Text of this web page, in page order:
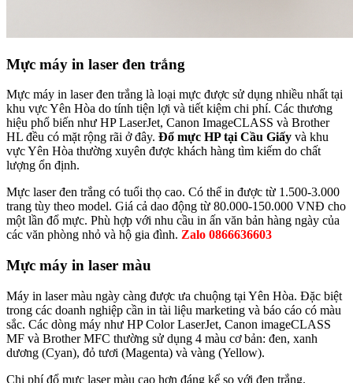
Mực máy in laser đen trắng
Mực máy in laser đen trắng là loại mực được sử dụng nhiều nhất tại
khu vực Yên Hòa do tính tiện lợi và tiết kiệm chi phí. Các thương
hiệu phổ biến như HP LaserJet, Canon ImageCLASS và Brother
HL đều có mặt rộng rãi ở đây. Đổ mực HP tại Cầu Giấy và khu
vực Yên Hòa thường xuyên được khách hàng tìm kiếm do chất
lượng ổn định.
Mực laser đen trắng có tuổi thọ cao. Có thể in được từ 1.500-3.000
trang tùy theo model. Giá cả dao động từ 80.000-150.000 VNĐ cho
một lần đổ mực. Phù hợp với nhu cầu in ấn văn bản hàng ngày của
các văn phòng nhỏ và hộ gia đình. Zalo 0866636603
Mực máy in laser màu
Máy in laser màu ngày càng được ưa chuộng tại Yên Hòa. Đặc biệt
trong các doanh nghiệp cần in tài liệu marketing và báo cáo có màu
sắc. Các dòng máy như HP Color LaserJet, Canon imageCLASS
MF và Brother MFC thường sử dụng 4 màu cơ bản: đen, xanh
dương (Cyan), đỏ tươi (Magenta) và vàng (Yellow).
Chi phí đổ mực laser màu cao hơn đáng kể so với đen trắng.